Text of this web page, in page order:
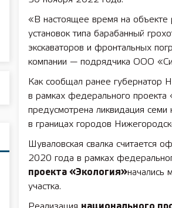
«В настоящее время на объекте
установок типа барабанный
экскаваторов и фронтальных
компании — подрядчика ООО
Как сообщал ранее губернатор
в рамках федерального проекта
предусмотрена ликвидация семи
в границах городов
Шуваловская свалка считается
2020 года в рамках
проекта «Экология»начались
участка.